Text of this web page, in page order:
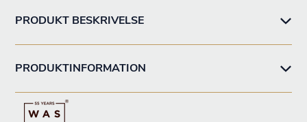
PRODUKT BESKRIVELSE
PRODUKTINFORMATION